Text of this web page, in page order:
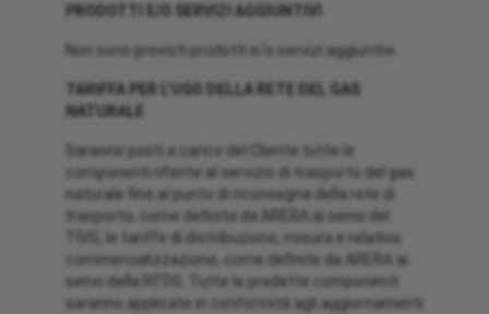
PRODOTTI E/O SERVIZI AGGIUNTIVI
Non sono previsti prodotti e/o servizi aggiuntivi.
TARIFFA PER L’USO DELLA RETE DEL GAS
NATURALE
Saranno posti a carico del Cliente tutte le
componenti riferite al servizio di trasporto del gas
naturale fino al punto di riconsegna della rete di
trasporto, come definita da ARERA ai sensi del
TIVG, le tariffe di distribuzione, misura e relativa
commercializzazione, come definite da ARERA ai
sensi della RTDG. Tutte le predette componenti
saranno applicate in conformità agli aggiornamenti